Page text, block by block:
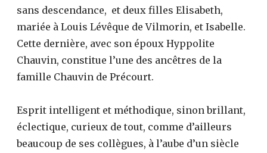
sans descendance, et deux filles Elisabeth,
mariée à Louis Lévêque de Vilmorin, et Isabelle.
Cette dernière, avec son époux Hyppolite
Chauvin, constitue l’une des ancêtres de la
famille Chauvin de Précourt.
Esprit intelligent et méthodique, sinon brillant,
éclectique, curieux de tout, comme d’ailleurs
beaucoup de ses collègues, à l’aube d’un siècle